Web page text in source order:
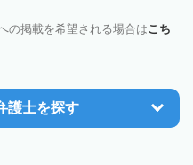
の掲載を希望される場合はこち
護士を探す